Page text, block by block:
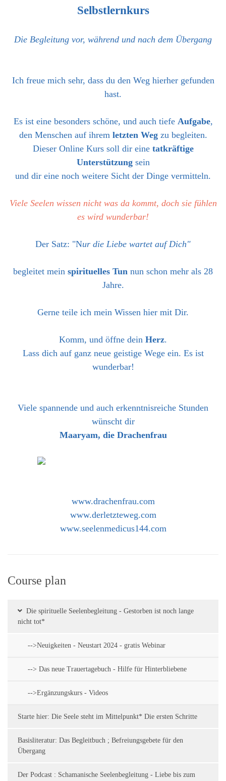
Selbstlernkurs
Die Begleitung vor, während und nach dem Übergang
Ich freue mich sehr, dass du den Weg hierher gefunden
hast.
Es ist eine besonders schöne, und auch tiefe Aufgabe,
den Menschen auf ihrem letzten Wegzu begleiten.
Dieser Online Kurs soll dir eine tatkräftige
Unterstützung sein
und dir eine noch weitere Sicht der Dinge vermitteln.
Viele Seelen wissen nicht was da kommt, doch sie fühlen
es wird wunderbar!
Der Satz: "Nur die Liebe wartet auf Dich"
begleitet mein spirituelles Tun nun schon mehr als 28
Jahre.
Gerne teile ich mein Wissen hier mit Dir.
Komm, und öffne dein Herz.
Lass dich auf ganz neue geistige Wege ein. Es ist
wunderbar!
Viele spannende und auch erkenntnisreiche Stunden
wünscht dir
Maaryam, die Drachenfrau
www.drachenfrau.com
www.derletzteweg.com
www.seelenmedicus144.com
Course plan
Die spirituelle Seelenbegleitung - Gestorben ist noch lange
nicht tot*
-->Neuigkeiten - Neustart 2024 - gratis Webinar
--> Das neue Trauertagebuch - Hilfe für Hinterbliebene
-->Ergänzungskurs - Videos
Starte hier: Die Seele steht im Mittelpunkt* Die ersten Schritte
Basisliteratur: Das Begleitbuch ; Befreiungsgebete für den
Übergang
Der Podcast : Schamanische Seelenbegleitung - Liebe bis zum